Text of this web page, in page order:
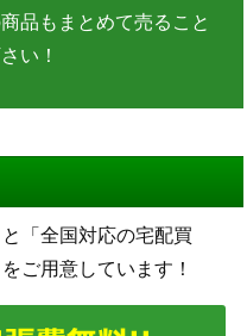
品もまとめて売ること
い！
「全国対応の宅配買
ご用意しています！